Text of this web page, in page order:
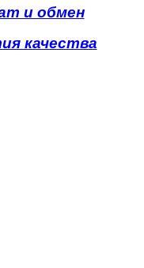
и обмен
качества